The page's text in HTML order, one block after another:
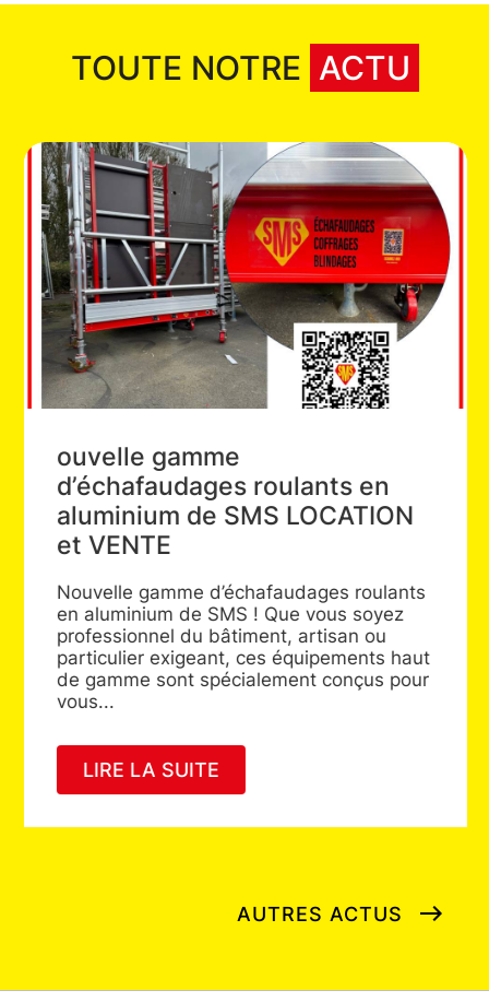
TOUTE NOTRE ACTU
ouvelle gamme
d’échafaudages roulants en
aluminium de SMS LOCATION
et VENTE
Nouvelle gamme d’échafaudages roulants
en aluminium de SMS ! Que vous soyez
professionnel du bâtiment, artisan ou
particulier exigeant, ces équipements haut
de gamme sont spécialement conçus pour
vous...
LIRE LA SUITE
AUTRES ACTUS